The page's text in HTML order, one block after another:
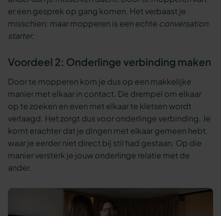
er een gesprek op gang komen. Het verbaast je
misschien: maar mopperen is een echte conversation
starter.
Voordeel 2: Onderlinge verbinding maken
Door te mopperen kom je dus op een makkelijke
manier met elkaar in contact. De drempel om elkaar
op te zoeken en even met elkaar te kletsen wordt
verlaagd. Het zorgt dus voor onderlinge verbinding. Je
komt erachter dat je dingen met elkaar gemeen hebt,
waar je eerder niet direct bij stil had gestaan. Op die
manier versterk je jouw onderlinge relatie met de
ander.